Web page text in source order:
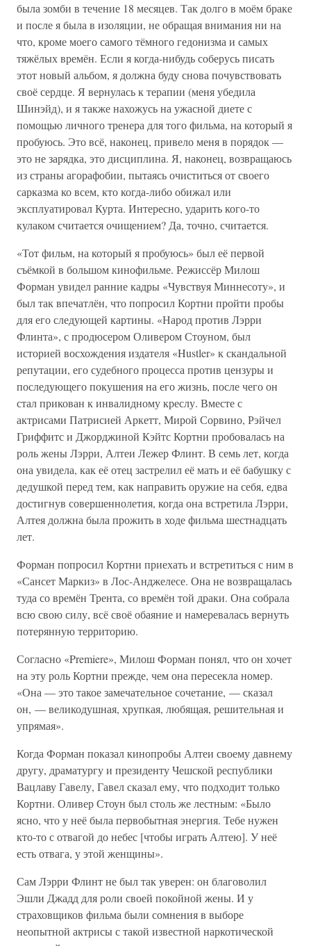
была зомби в течение 18 месяцев. Так долго в моём браке
и после я была в изоляции, не обращая внимания ни на
что, кроме моего самого тёмного гедонизма и самых
тяжёлых времён. Если я когда-нибудь соберусь писать
этот новый альбом, я должна буду снова почувствовать
своё сердце. Я вернулась к терапии (меня убедила
Шинэйд), и я также нахожусь на ужасной диете с
помощью личного тренера для того фильма, на который я
пробуюсь. Это всё, наконец, привело меня в порядок —
это не зарядка, это дисциплина. Я, наконец, возвращаюсь
из страны агорафобии, пытаясь очиститься от своего
сарказма ко всем, кто когда-либо обижал или
эксплуатировал Курта. Интересно, ударить кого-то
кулаком считается очищением? Да, точно, считается.
«Тот фильм, на который я пробуюсь» был её первой
съёмкой в большом кинофильме. Режиссёр Милош
Форман увидел ранние кадры «Чувствуя Миннесоту», и
был так впечатлён, что попросил Кортни пройти пробы
для его следующей картины. «Народ против Лэрри
Флинта», с продюсером Оливером Стоуном, был
историей восхождения издателя «Hustler» к скандальной
репутации, его судебного процесса против цензуры и
последующего покушения на его жизнь, после чего он
стал прикован к инвалидному креслу. Вместе с
актрисами Патрисией Аркетт, Мирой Сорвино, Рэйчел
Гриффитс и Джорджиной Кэйтс Кортни пробовалась на
роль жены Лэрри, Алтеи Лежер Флинт. В семь лет, когда
она увидела, как её отец застрелил её мать и её бабушку с
дедушкой перед тем, как направить оружие на себя, едва
достигнув совершеннолетия, когда она встретила Лэрри,
Алтея должна была прожить в ходе фильма шестнадцать
лет.
Форман попросил Кортни приехать и встретиться с ним в
«Сансет Маркиз» в Лос-Анджелесе. Она не возвращалась
туда со времён Трента, со времён той драки. Она собрала
всю свою силу, всё своё обаяние и намеревалась вернуть
потерянную территорию.
Согласно «Premiere», Милош Форман понял, что он хочет
на эту роль Кортни прежде, чем она пересекла номер.
«Она — это такое замечательное сочетание, — сказал
он, — великодушная, хрупкая, любящая, решительная и
упрямая».
Когда Форман показал кинопробы Алтеи своему давнему
другу, драматургу и президенту Чешской республики
Вацлаву Гавелу, Гавел сказал ему, что подходит только
Кортни. Оливер Стоун был столь же лестным: «Было
ясно, что у неё была первобытная энергия. Тебе нужен
кто-то с отвагой до небес [чтобы играть Алтею]. У неё
есть отвага, у этой женщины».
Сам Лэрри Флинт не был так уверен: он благоволил
Эшли Джадд для роли своей покойной жены. И у
страховщиков фильма были сомнения в выборе
неопытной актрисы с такой известной наркотической